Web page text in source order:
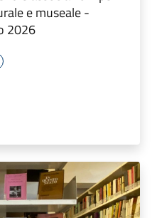
e museale -
2026